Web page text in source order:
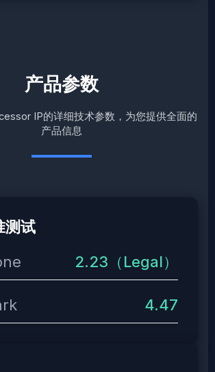
产品参数
IP的详细技术参数，为您提供全面的
产品信息
测试
2.23（Legal）
4.47